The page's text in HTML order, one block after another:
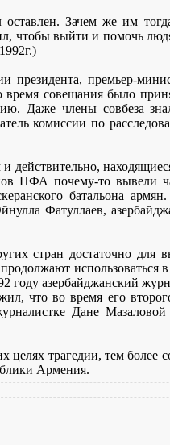
Зачем же им
чтобы выйти и помочь
премьер-
время совещания было
Даже члены совбеза
комиссии по
НФА почему-то вывели
батальона
Фатуллаев,
стран достаточно для
использоваться
году азербайджанский
что во время его
Дане
трагедии, тем более
Армения.